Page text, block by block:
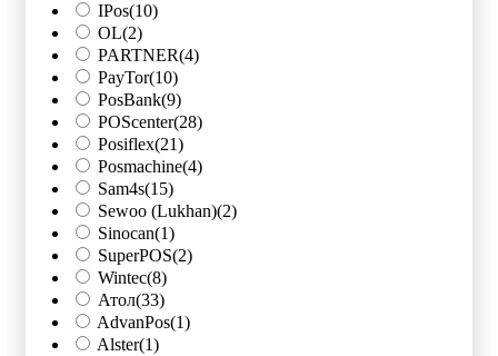
IPos(10)
OL(2)
PARTNER(4)
PayTor(10)
PosBank(9)
POScenter(28)
Posiflex(21)
Posmachine(4)
Sam4s(15)
Sewoo (Lukhan)(2)
Sinocan(1)
SuperPOS(2)
Wintec(8)
Атол(33)
AdvanPos(1)
Alster(1)